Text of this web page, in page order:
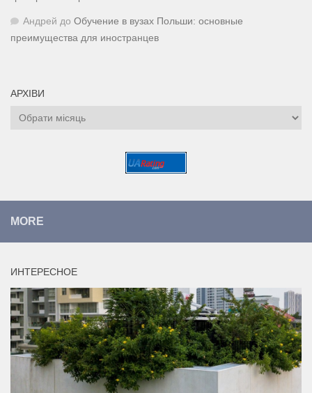
Андрей до Обучение в вузах Польши: основные
преимущества для иностранцев
АРХІВИ
Архіви
MORE
ИНТЕРЕСНОЕ